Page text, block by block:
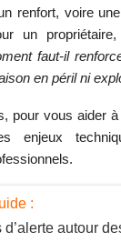
renfort, voire une
un
faut-il
en péril ni
pour vous aider
enjeux
:
autour